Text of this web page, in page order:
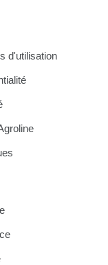
d'utilisation